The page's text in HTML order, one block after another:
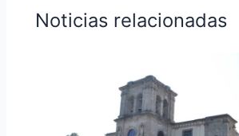
Noticias relacionadas